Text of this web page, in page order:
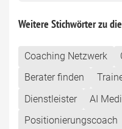
Weitere Stichwörter zu
Coaching Netzwerk
Berater finden
Dienstleister
AI
Positionierungscoach